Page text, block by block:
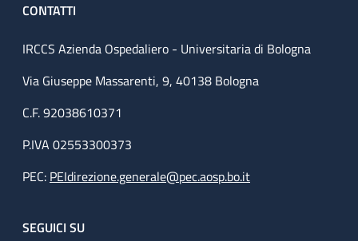
CONTATTI
IRCCS Azienda Ospedaliero - Universitaria di Bologna
Via Giuseppe Massarenti, 9, 40138 Bologna
C.F. 92038610371
P.IVA 02553300373
PEC: PEIdirezione.generale@pec.aosp.bo.it
SEGUICI SU